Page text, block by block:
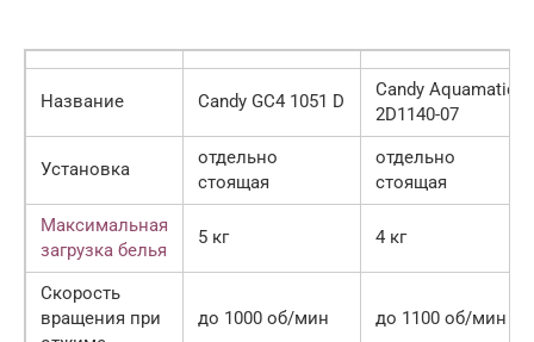
Название Candy GC4 1051 D
Candy Aquamatic
2D1140-07
Установка
отдельно
стоящая
отдельно
стоящая
Максимальная
загрузка белья
5 кг 4 кг
Скорость
вращения при
до 1000 об/мин до 1100 об/мин